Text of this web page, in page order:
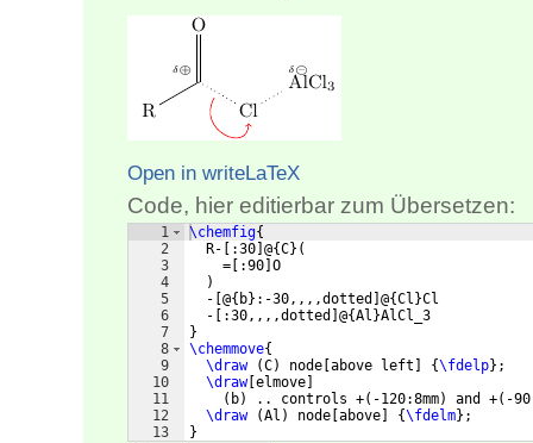
Open in writeLaTeX
Code, hier editierbar zum Übersetzen:
1
2
3
4
5
6
7
8
9
10
11
12
13
\chemfig{
  R-
:30 @{C} (
    =
:90 O
)
  -
@{ b} :-30,,,,dotted @{Cl }Cl
  -
:30,,,,dotted @{Al }AlCl_3
}
\chemmove{
\draw
(C) node above left {\fdelp} ;
\draw[ elmove
( b) .. controls +( -120:8mm) and +( -
\draw
(Al ) node above {\fdelm} ;
}